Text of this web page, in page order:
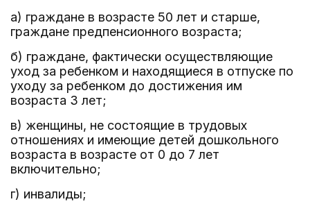
а) граждане в возрасте 50 лет и старше,
граждане предпенсионного возраста;
б) граждане, фактически осуществляющие
уход за ребенком и находящиеся в отпуске по
уходу за ребенком до достижения им
возраста 3 лет;
в) женщины, не состоящие в трудовых
отношениях и имеющие детей дошкольного
возраста в возрасте от 0 до 7 лет
включительно;
г) инвалиды;